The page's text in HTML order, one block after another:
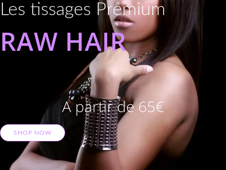
Les tissages Premium
RAW HAIR
A partir de 65€
SHOP NOW